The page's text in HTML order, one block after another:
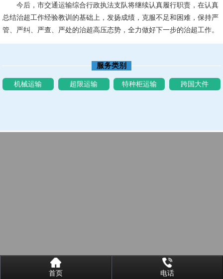
今后，市交通运输综合行政执法支队将继续认真履行职责，在认真
总结治超工作经验教训的基础上，发扬成绩，克服不足和困难，保持严
管、严纠、严查、严处的治超高压态势，全力做好下一步的治超工作。
服务类别
机械运输 超限运输 特种柜运输 跨国大件
首页 电话